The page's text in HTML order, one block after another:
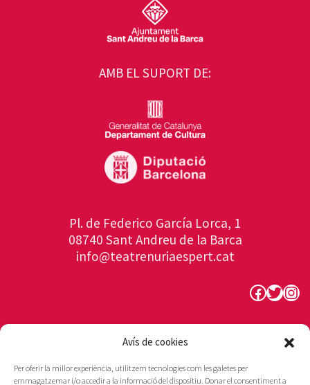
Avís de cookies
Per oferir la millor experiència, utilitzem tecnologies com les galetes per
emmagatzemar i/o accedir a la informació del dispositiu. Donar el consentiment a
AMB EL SUPORT DE:
Pl. de Federico García Lorca, 1
08740 Sant Andreu de la Barca
info@teatrenuriaespert.cat